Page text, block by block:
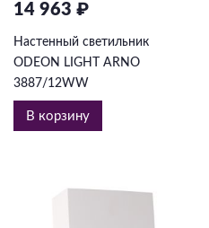
14 963 ₽
Настенный светильник
ODEON LIGHT ARNO
3887/12WW
В корзину